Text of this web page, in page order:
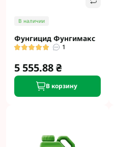
В наличии
Фунгицид Фунгимакс
1
5 555.88 ₴
В корзину